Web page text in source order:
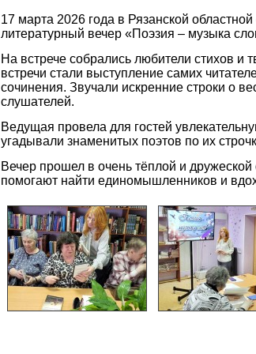
17 марта 2026 года в Рязанской
литературный вечер «Поэзия – музыка
На встрече собрались любители стихов
встречи стали выступление самих
сочинения. Звучали искренние строки о
слушателей.
Ведущая провела для гостей
угадывали знаменитых поэтов по их
Вечер прошел в очень тёплой и дружеской
помогают найти единомышленников и